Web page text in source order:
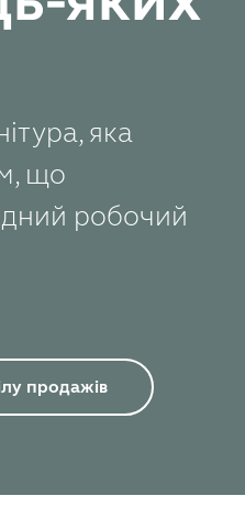
яка
що
робочий
продажів